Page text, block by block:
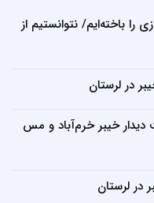
باخته‌ایم/ نتوانستیم از
در لرستان
دیدار خیبر خرم‌آباد و مس
در لرستان